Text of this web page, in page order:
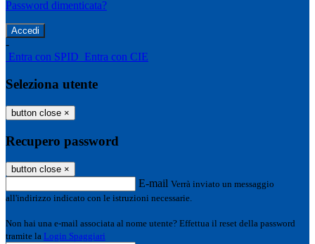
Password dimenticata?
-
Entra con SPID Entra con CIE
Seleziona utente
button close ×
Recupero password
button close ×
E-mail Verrà inviato un messaggio
all'indirizzo indicato con le istruzioni necessarie.
Non hai una e-mail associata al nome utente? Effettua il reset della password
tramite la Login Spaggiari